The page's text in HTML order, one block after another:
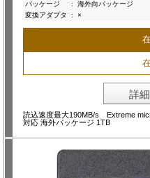
パッケージ
:
海外向パッケージ
変換アダプタ
: ×
詳
読込速度最大190MB/s Extreme
対応 海外パッケージ 1TB